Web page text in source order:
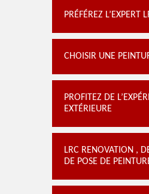
PRÉFÉREZ L’EXPERT
CHOISIR UNE
PROFITEZ DE
EXTÉRIEURE
LRC RENOVATION ,
DE POSE DE